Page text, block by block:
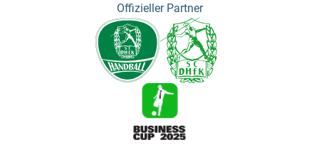
Offizieller Partner